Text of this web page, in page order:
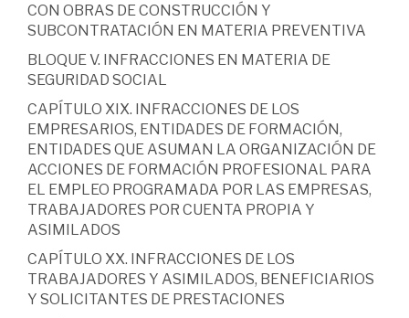
CON OBRAS DE CONSTRUCCIÓN Y
SUBCONTRATACIÓN EN MATERIA PREVENTIVA
BLOQUE V. INFRACCIONES EN MATERIA DE
SEGURIDAD SOCIAL
CAPÍTULO XIX. INFRACCIONES DE LOS
EMPRESARIOS, ENTIDADES DE FORMACIÓN,
ENTIDADES QUE ASUMAN LA ORGANIZACIÓN DE
ACCIONES DE FORMACIÓN PROFESIONAL PARA
EL EMPLEO PROGRAMADA POR LAS EMPRESAS,
TRABAJADORES POR CUENTA PROPIA Y
ASIMILADOS
CAPÍTULO XX. INFRACCIONES DE LOS
TRABAJADORES Y ASIMILADOS, BENEFICIARIOS
Y SOLICITANTES DE PRESTACIONES